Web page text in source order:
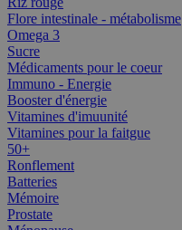
Flore intestinale - métabolisme
Omega 3
Sucre
Médicaments pour le coeur
Immuno - Energie
Booster d'énergie
Vitamines d'imuunité
Vitamines pour la faitgue
50+
Ronflement
Batteries
Mémoire
Prostate